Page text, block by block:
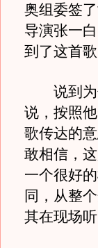
奥组委签
导演张一
到了这首歌
说到为
说，按照
歌传达的
敢相信，
一个很好
同，从整
其在现场